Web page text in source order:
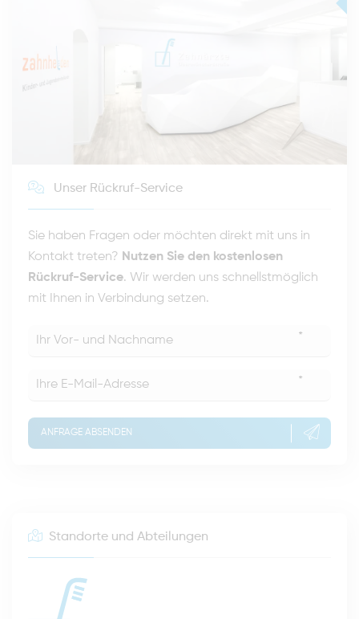
Unser Rückruf-Service
Sie haben Fragen oder möchten direkt mit uns in
Kontakt treten? Nutzen Sie den kostenlosen
Rückruf-Service. Wir werden uns schnellstmöglich
mit Ihnen in Verbindung setzen.
*
*
ANFRAGE ABSENDEN
Standorte und Abteilungen